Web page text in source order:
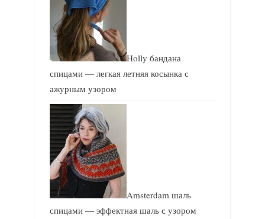
Holly бандана
спицами — легкая летняя косынка с
ажурным узором
Amsterdam шаль
спицами — эффектная шаль с узором